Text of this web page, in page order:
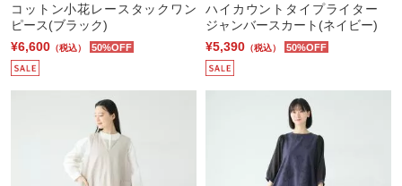
コットン小花レースタックワン
ピース(ブラック)
¥6,600 （税込） 50%OFF
ハイカウントタイプライター
ジャンバースカート(ネイビー)
¥5,390 （税込） 50%OFF